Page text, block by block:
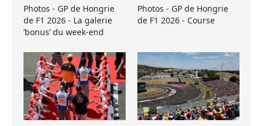
Photos - GP de Hongrie
de F1 2026 - La galerie
’bonus’ du week-end
Photos - GP de Hongrie
de F1 2026 - Course